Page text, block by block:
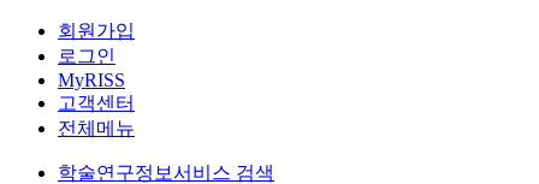
회원가입
로그인
MyRISS
고객센터
전체메뉴
학술연구정보서비스 검색